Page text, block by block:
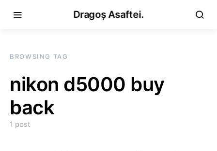
Dragoș Asaftei.
BROWSING TAG
nikon d5000 buy
back
1 post